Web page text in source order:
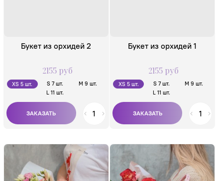
Букет из орхидей 2
2155 руб
XS 5 шт. S 7 шт.
M 9 шт.
L 11 шт.
Букет из орхидей 1
2155 руб
XS 5 шт. S 7 шт.
M 9 шт.
L 11 шт.